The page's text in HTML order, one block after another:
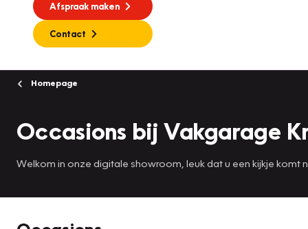
Afspraak maken
Contact
Homepage
Occasions bij Vakgarage
Welkom in onze digitale showroom, leuk dat u een kijkje komt